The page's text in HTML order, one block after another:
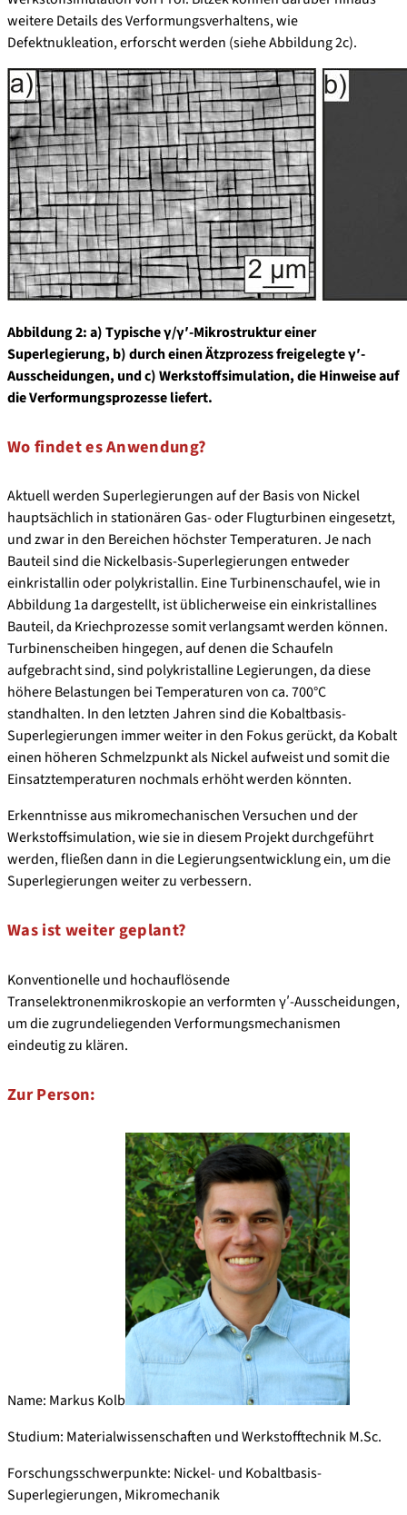
weitere Details des Verformungsverhaltens, wie
Defektnukleation, erforscht werden (siehe Abbildung 2c).
Abbildung 2: a) Typische γ/γʹ-Mikrostruktur einer
Superlegierung, b) durch einen Ätzprozess freigelegte γʹ-
Ausscheidungen, und c) Werkstoffsimulation, die Hinweise auf
die Verformungsprozesse liefert.
Wo findet es Anwendung?
Aktuell werden Superlegierungen auf der Basis von Nickel
hauptsächlich in stationären Gas- oder Flugturbinen eingesetzt,
und zwar in den Bereichen höchster Temperaturen. Je nach
Bauteil sind die Nickelbasis-Superlegierungen entweder
einkristallin oder polykristallin. Eine Turbinenschaufel, wie in
Abbildung 1a dargestellt, ist üblicherweise ein einkristallines
Bauteil, da Kriechprozesse somit verlangsamt werden können.
Turbinenscheiben hingegen, auf denen die Schaufeln
aufgebracht sind, sind polykristalline Legierungen, da diese
höhere Belastungen bei Temperaturen von ca. 700°C
standhalten. In den letzten Jahren sind die Kobaltbasis-
Superlegierungen immer weiter in den Fokus gerückt, da Kobalt
einen höheren Schmelzpunkt als Nickel aufweist und somit die
Einsatztemperaturen nochmals erhöht werden könnten.
Erkenntnisse aus mikromechanischen Versuchen und der
Werkstoffsimulation, wie sie in diesem Projekt durchgeführt
werden, fließen dann in die Legierungsentwicklung ein, um die
Superlegierungen weiter zu verbessern.
Was ist weiter geplant?
Konventionelle und hochauflösende
Transelektronenmikroskopie an verformten γʹ-Ausscheidungen,
um die zugrundeliegenden Verformungsmechanismen
eindeutig zu klären.
Zur Person:
Name: Markus Kolb
Studium: Materialwissenschaften und Werkstofftechnik M.Sc.
Forschungsschwerpunkte: Nickel- und Kobaltbasis-
Superlegierungen, Mikromechanik